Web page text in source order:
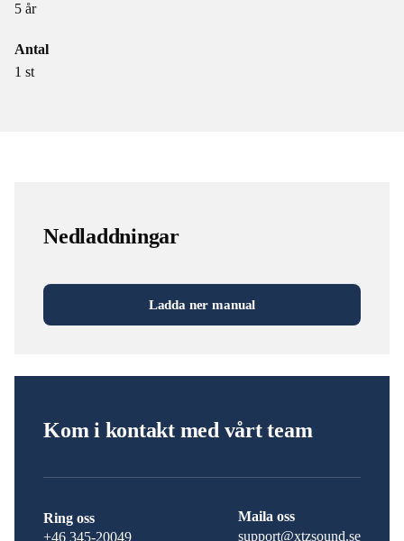
5 år
Antal
1 st
Nedladdningar
Ladda ner manual
Kom i kontakt med vårt team
Ring oss
+46 345-20049
Maila oss
support@xtzsound.se